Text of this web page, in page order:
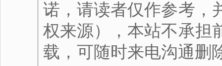
诺，请读者仅作参考，
权来源），本站不承担
载，可随时来电沟通删